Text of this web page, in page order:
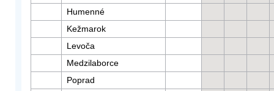
Humenné
Kežmarok
Levoča
Medzilaborce
Poprad